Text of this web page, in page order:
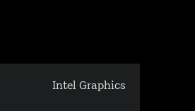
Intel Graphics